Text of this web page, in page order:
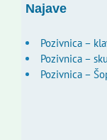
Najave
Pozivnica –
Pozivnica –
Pozivnica –